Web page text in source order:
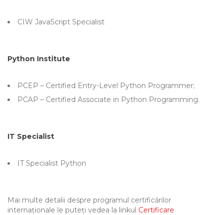
CIW JavaScript Specialist
Python Institute
PCEP – Certified Entry-Level Python Programmer;
PCAP – Certified Associate in Python Programming.
IT Specialist
IT Specialist Python
Mai multe detalii despre programul certificărilor
internaționale le puteți vedea la linkul Certificare